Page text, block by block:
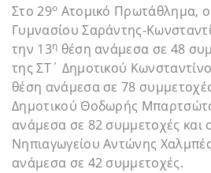
Στο 29ο Ατομικό Πρωτάθλημα,
Γυμνασίου Σαράντης-
την 13η θέση ανάμεσα σε 48
της ΣΤ΄ Δημοτικού
θέση ανάμεσα σε 78
Δημοτικού Θοδωρής
ανάμεσα σε 82 συμμετοχές και
Νηπιαγωγείου Αντώνης
ανάμεσα σε 42 συμμετοχές.